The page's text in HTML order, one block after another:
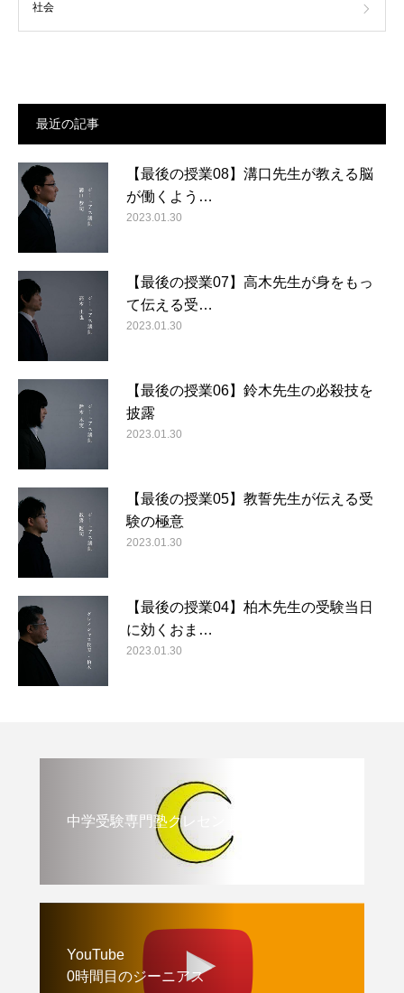
社会
最近の記事
【最後の授業08】溝口先生が教える脳
が働くよう…
2023.01.30
【最後の授業07】高木先生が身をもっ
て伝える受…
2023.01.30
【最後の授業06】鈴木先生の必殺技を
披露
2023.01.30
【最後の授業05】教誓先生が伝える受
験の極意
2023.01.30
【最後の授業04】柏木先生の受験当日
に効くおま…
2023.01.30
中学受験専門塾クレセント
YouTube
0時間目のジーニアス